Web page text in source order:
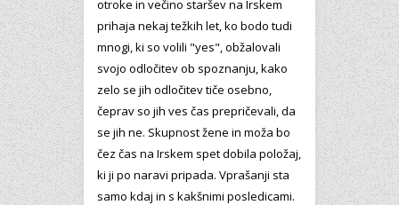
otroke in večino staršev na Irskem
prihaja nekaj težkih let, ko bodo tudi
mnogi, ki so volili "yes", obžalovali
svojo odločitev ob spoznanju, kako
zelo se jih odločitev tiče osebno,
čeprav so jih ves čas prepričevali, da
se jih ne. Skupnost žene in moža bo
čez čas na Irskem spet dobila položaj,
ki ji po naravi pripada. Vprašanji sta
samo kdaj in s kakšnimi posledicami.